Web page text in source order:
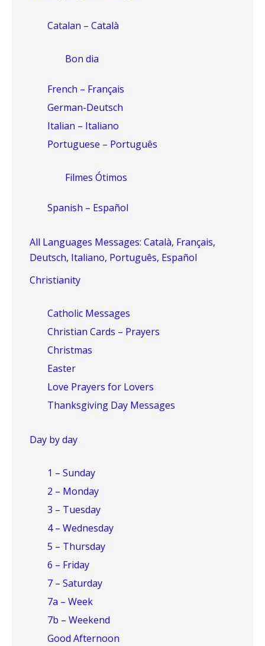
Catalan – Català
Bon dia
French – Français
German-Deutsch
Italian – Italiano
Portuguese – Português
Filmes Ótimos
Spanish – Español
All Languages Messages: Català, Français,
Deutsch, Italiano, Português, Español
Christianity
Catholic Messages
Christian Cards – Prayers
Christmas
Easter
Love Prayers for Lovers
Thanksgiving Day Messages
Day by day
1 – Sunday
2 – Monday
3 – Tuesday
4 – Wednesday
5 – Thursday
6 – Friday
7 – Saturday
7a – Week
7b – Weekend
Good Afternoon